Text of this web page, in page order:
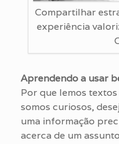
Compartilhar
experiência
Aprendendo a usar
Por que lemos
somos curiosos,
uma informação
acerca de um